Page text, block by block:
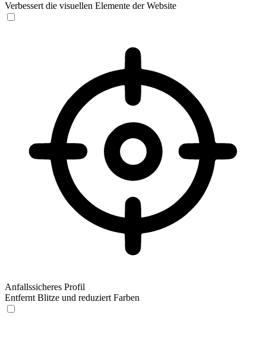
Verbessert die visuellen Elemente der Website
Anfallssicheres Profil
Entfernt Blitze und reduziert Farben